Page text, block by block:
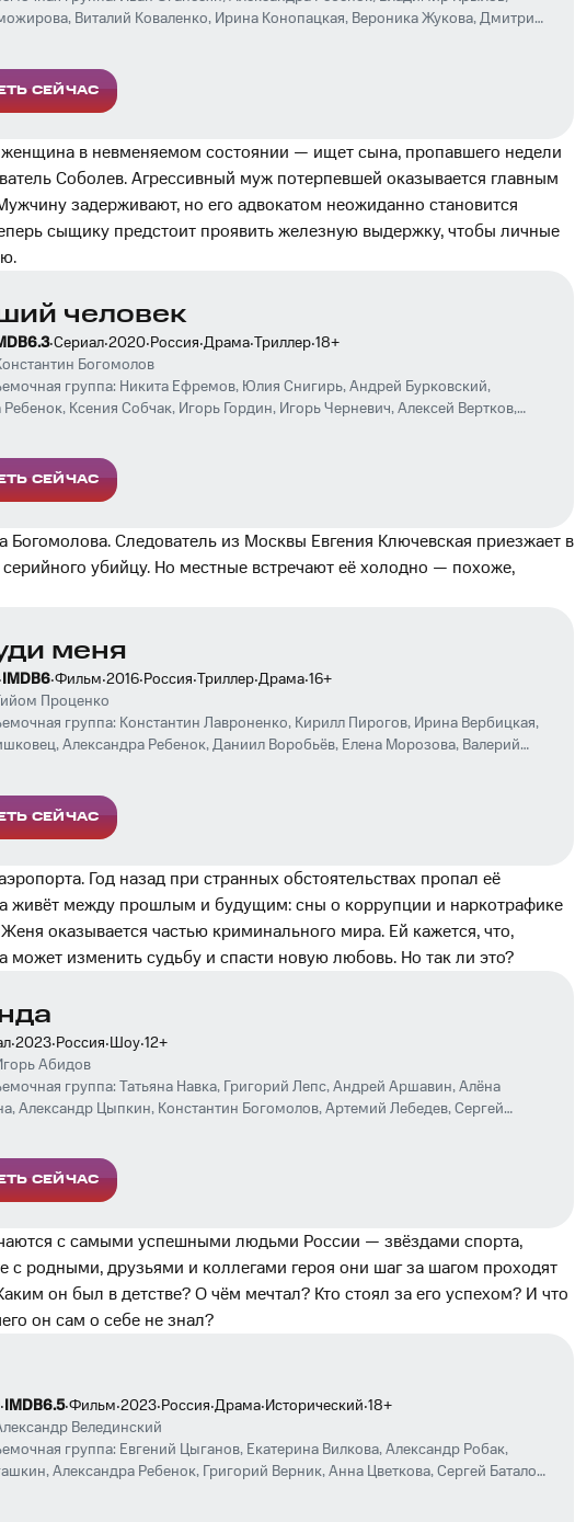
, Виталий Коваленко, Ирина Конопацкая, Вероника Жукова,Дмитрий
СЕЙЧАС
в невменяемом состоянии — ищет сына, пропавшего недели
Соболев. Агрессивный муж потерпевшей оказывается главным
задерживают, но его адвокатом неожиданно становится
сыщику предстоит проявить железную выдержку, чтобы личные
человек
6.3·Сериал·2020·Россия·Драма·Триллер·18+
Богомолов
группа: Никита Ефремов, Юлия Снигирь,Андрей Бурковский,
Ребенок, Ксения Собчак, Игорь Гордин, Игорь Черневич,Алексей Вертков,
СЕЙЧАС
Богомолова. Следователь из Москвы Евгения Ключевская приезжает в
убийцу. Но местные встречают её холодно — похоже,
меня
·IMDB6·Фильм·2016·Россия·Триллер·Драма·16+
Проценко
группа: Константин Лавроненко, Кирилл Пирогов, Ирина Вербицкая,
,Александра Ребенок,Даниил Воробьёв, Елена Морозова, Валерий
СЕЙЧАС
Год назад при странных обстоятельствах пропал её
живёт между прошлым и будущим: сны о коррупции и наркотрафике
оказывается частью криминального мира. Ей кажется, что,
может изменить судьбу и спасти новую любовь. Но так ли это?
·2023·Россия·Шоу·12+
Абидов
группа:Татьяна Навка, Григорий Лепс,Андрей Аршавин,Алёна
,Александр Цыпкин, Константин Богомолов,Артемий Лебедев,Сергей
,Александра Ребенок
Гай Германика
СЕЙЧАС
с самыми успешными людьми России — звёздами спорта,
с родными, друзьями и коллегами героя они шаг за шагом проходят
он был в детстве? О чём мечтал? Кто стоял за его успехом? И что
он сам о себе не знал?
·IMDB6.5·Фильм·2023·Россия·Драма·Исторический·18+
Велединский
группа: Евгений Цыганов, Екатерина Вилкова,Александр Робак,
,Александра Ребенок, Григорий Верник,Анна Цветкова,Сергей Баталов,